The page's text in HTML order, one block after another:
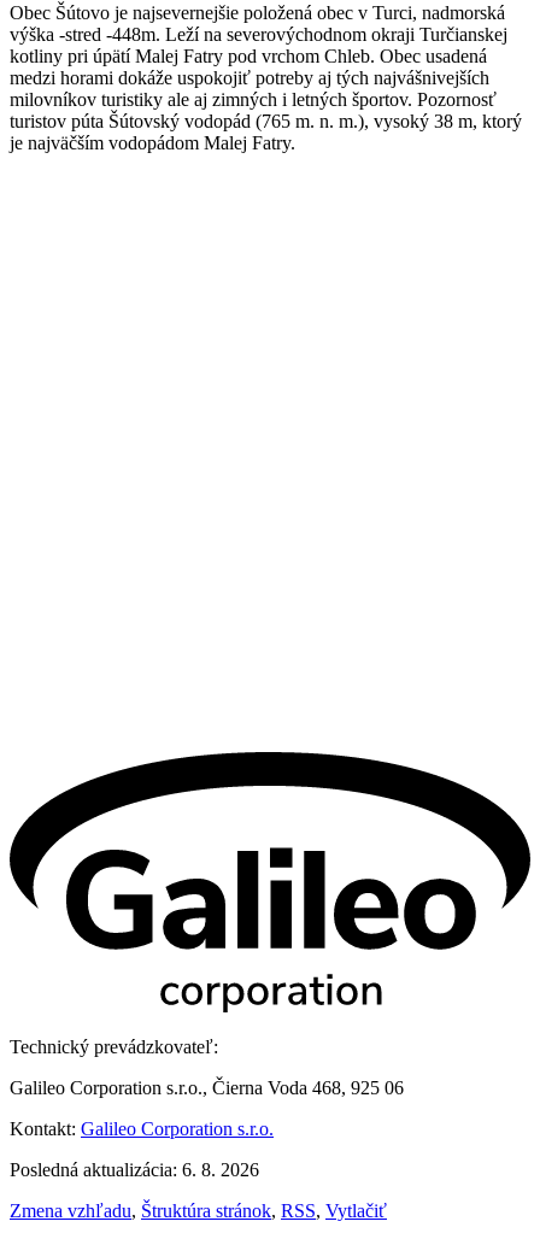
Obec Šútovo je najsevernejšie položená obec v Turci, nadmorská
výška -stred -448m. Leží na severovýchodnom okraji Turčianskej
kotliny pri úpätí Malej Fatry pod vrchom Chleb. Obec usadená
medzi horami dokáže uspokojiť potreby aj tých najvášnivejších
milovníkov turistiky ale aj zimných i letných športov. Pozornosť
turistov púta Šútovský vodopád (765 m. n. m.), vysoký 38 m, ktorý
je najväčším vodopádom Malej Fatry.
Technický prevádzkovateľ:
Galileo Corporation s.r.o., Čierna Voda 468, 925 06
Kontakt: Galileo Corporation s.r.o.
Posledná aktualizácia: 6. 8. 2026
Zmena vzhľadu, Štruktúra stránok, RSS, Vytlačiť